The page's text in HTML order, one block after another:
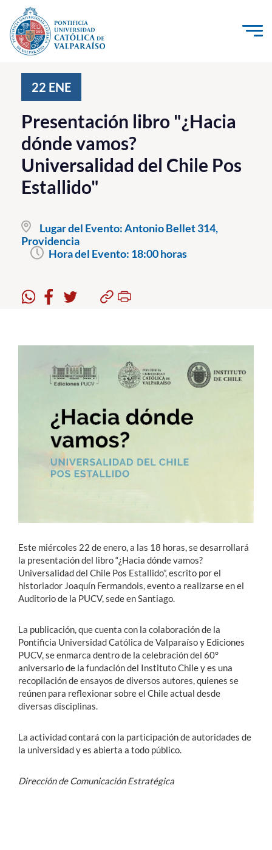
Click acá para ir directamente al contenido
Investigación, Creación e Innovación
PUCV Internacional
Vinculación con el Medio
Admisión
Pregrado
Postgrado
Estudiantes
English
22 ENE
Presentación libro "¿Hacia
dónde vamos?
Universalidad del Chile Pos
Estallido"
Lugar del Evento:Antonio Bellet 314,
Providencia
Hora del Evento: 18:00 horas
Este miércoles 22 de enero, a las 18 horas, se desarrollará
la presentación del libro “¿Hacia dónde vamos?
Universalidad del Chile Pos Estallido”, escrito por el
historiador Joaquín Fermandois, evento a realizarse en el
Auditorio de la PUCV, sede en Santiago.
La publicación, que cuenta con la colaboración de la
Pontificia Universidad Católica de Valparaíso y Ediciones
PUCV, se enmarca dentro de la celebración del 60°
aniversario de la fundación del Instituto Chile y es una
recopilación de ensayos de diversos autores, quienes se
reúnen para reflexionar sobre el Chile actual desde
diversas disciplinas.
La actividad contará con la participación de autoridades de
la universidad y es abierta a todo público.
Dirección de Comunicación Estratégica